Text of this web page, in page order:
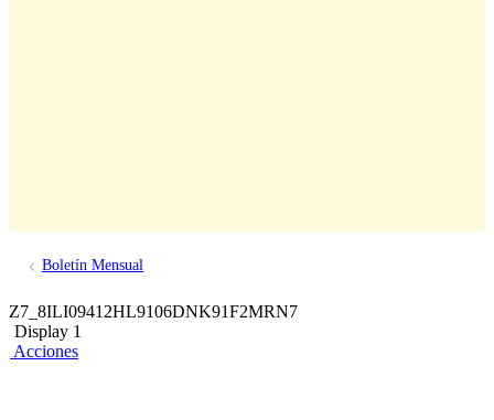
Boletín Mensual
Z7_8ILI09412HL9106DNK91F2MRN7
Display 1
Acciones